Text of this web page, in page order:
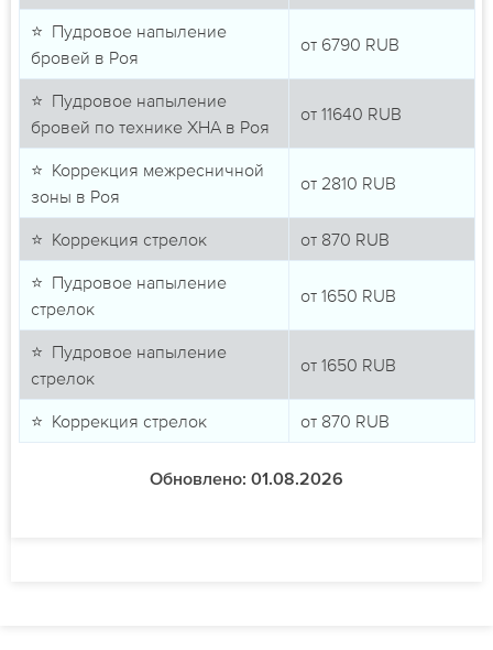
⭐ Пудровое напыление
бровей в Роя
от 6790 RUB
⭐ Пудровое напыление
бровей по технике ХНА в Роя
от 11640 RUB
⭐ Коррекция межресничной
зоны в Роя
от 2810 RUB
⭐ Коррекция стрелок от 870 RUB
⭐ Пудровое напыление
стрелок
от 1650 RUB
⭐ Пудровое напыление
стрелок
от 1650 RUB
⭐ Коррекция стрелок от 870 RUB
Обновлено: 01.08.2026